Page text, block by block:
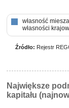
własność
własności
Źródło: Rejestr
Największe
kapitału